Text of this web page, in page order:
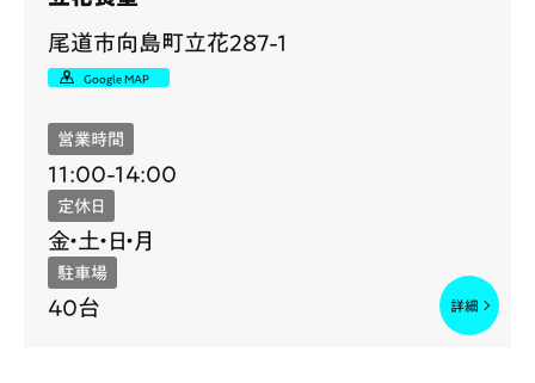
尾道市向島町立花287-1
Google MAP
営業時間
11:00-14:00
定休日
金・土・日・月
駐車場
40台